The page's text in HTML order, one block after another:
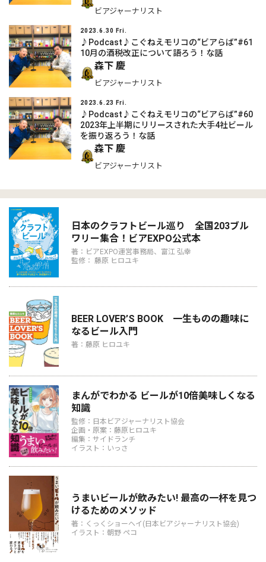
ビアジャーナリスト
2023.6.30 Fri.
♪Podcast♪こぐねえモリコの“ビアらば”#61
10月の酒税改正について語ろう！な話
森下 慶
ビアジャーナリスト
2023.6.23 Fri.
♪Podcast♪こぐねえモリコの“ビアらば”#60
2023年上半期にリリースされた大手4社ビール
を振り返ろう！な話
森下 慶
ビアジャーナリスト
日本のクラフトビール巡り 全国203ブル
ワリー集合！ビアEXPO公式本
著：ビアEXPO運営事務局、富江 弘幸
監修： 藤原 ヒロユキ
BEER LOVER’S BOOK 一生ものの趣味に
なるビール入門
著：藤原 ヒロユキ
まんがでわかる ビールが10倍美味しくなる
知識
監修：日本ビアジャーナリスト協会
企画・原案：藤原ヒロユキ
編集：サイドランチ
イラスト：いっさ
うまいビールが飲みたい! 最高の一杯を見つ
けるためのメソッド
著：くっくショーヘイ(日本ビアジャーナリスト協会)
イラスト：朝野 ペコ